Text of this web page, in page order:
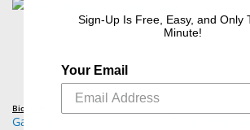
Biogel®
Gant chirurgical synthétique Biogel
Sign-Up Is Free, Easy, and Only
Minute!
Your Email